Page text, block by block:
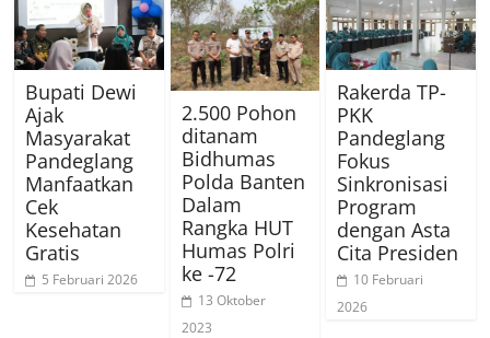
Bupati Dewi
Ajak
Masyarakat
Pandeglang
Manfaatkan
Cek
Kesehatan
Gratis
5 Februari 2026
2.500 Pohon
ditanam
Bidhumas
Polda Banten
Dalam
Rangka HUT
Humas Polri
ke -72
13 Oktober
2023
Rakerda TP-
PKK
Pandeglang
Fokus
Sinkronisasi
Program
dengan Asta
Cita Presiden
10 Februari
2026